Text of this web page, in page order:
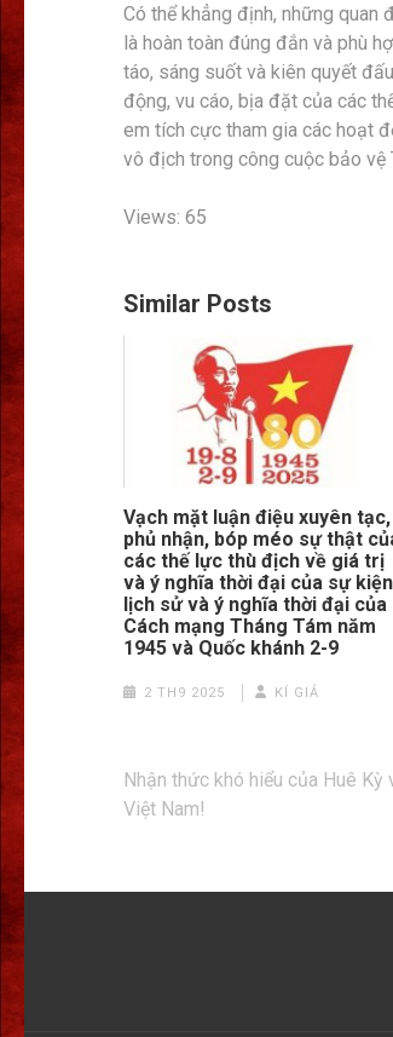
Có thể khẳng định, những
là hoàn toàn đúng đắn và phù
táo, sáng suốt và kiên quyết
động, vu cáo, bịa đặt của các
em tích cực tham gia các hoạt
vô địch trong công cuộc bảo vệ
Views: 65
Similar Posts
Vạch mặt luận điệu xuyên tạc,
phủ nhận, bóp méo sự thật
các thế lực thù địch về giá trị
và ý nghĩa thời đại của sự kiện
lịch sử và ý nghĩa thời đại của
Cách mạng Tháng Tám năm
1945 và Quốc khánh 2-9
2 TH9 2025 KÍ GIẢ
Điều
hướng
Nhận thức khó hiểu của Huê
Việt Nam!